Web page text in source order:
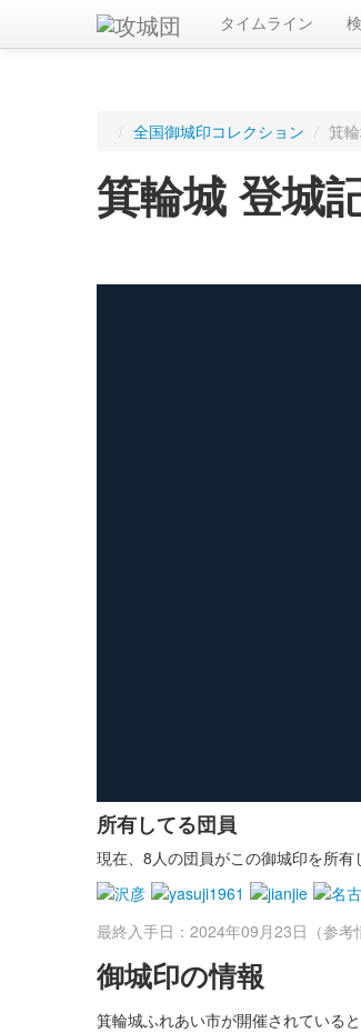
タイムライン
/ 全国御城印コレクション / 箕
箕輪城 登城
所有してる団員
現在、8人の団員がこの御城印を所有
最終入手日：2024年09月23日（参考
御城印の情報
箕輪城ふれあい市が開催されている